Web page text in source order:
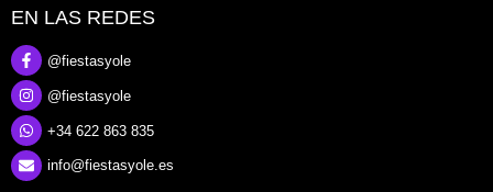
EN LAS REDES
@fiestasyole
@fiestasyole
+34 622 863 835
info@fiestasyole.es